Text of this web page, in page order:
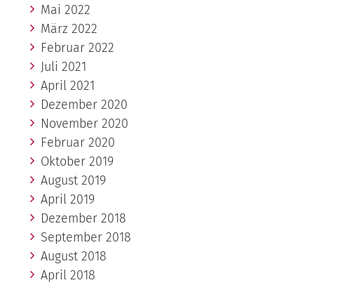
Mai 2022
März 2022
Februar 2022
Juli 2021
April 2021
Dezember 2020
November 2020
Februar 2020
Oktober 2019
August 2019
April 2019
Dezember 2018
September 2018
August 2018
April 2018